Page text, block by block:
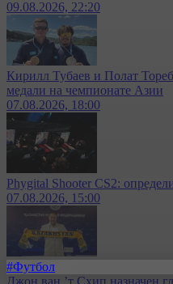
09.08.2026, 22:20
Кирилл Тубаев и Полат
медали на чемпионате Азии
07.08.2026, 18:00
Phygital Shooter CS2:
07.08.2026, 15:00
#Футбол
Джон ван ’т Схип назначен